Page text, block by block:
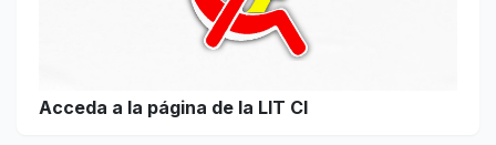
Acceda a la página de la LIT CI